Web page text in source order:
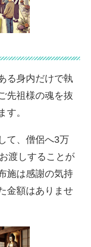
〒775-0295 海
部郡海陽町大里
字上中須128
〒771-0285 板
野郡北島町中村
字上地23-1
板野町役場
〒779-0192 板
野郡板野町吹田
字町南22-2
〒779-4195 美
る身内だけで執
先祖様の魂を抜
す。
て、僧侶へ3万
渡しすることが
施は感謝の気持
金額はありませ